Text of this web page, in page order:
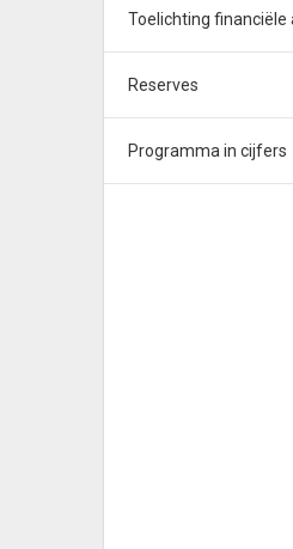
Toelichting financiële
Reserves
Programma in cijfers